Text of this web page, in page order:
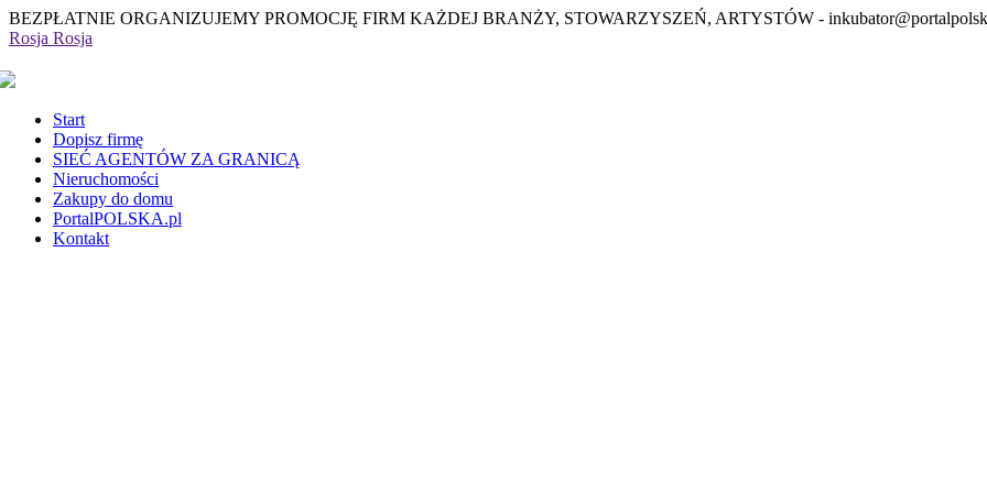
BEZPŁATNIE ORGANIZUJEMY PROMOCJĘ FIRM KAŻDEJ BRANŻY, STOWARZYSZEŃ, ARTYSTÓW -
Rosja Rosja
Start
Dopisz firmę
SIEĆ AGENTÓW ZA GRANICĄ
Nieruchomości
Zakupy do domu
PortalPOLSKA.pl
Kontakt